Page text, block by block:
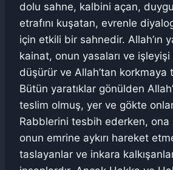
dolu sahne, kalbini açan,
etrafını kuşatan, evrenle
için etkili bir sahnedir. Allah’ın
kainat, onun yasaları ve işleyişi
düşürür ve Allah’tan korkmaya
Bütün yaratıklar gönülden
teslim olmuş, yer ve gökte
Rabblerini tesbih ederken,
onun emrine aykırı hareket
taslayanlar ve inkara